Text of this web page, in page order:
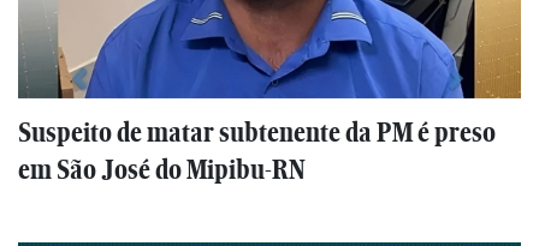
Suspeito de matar subtenente da PM é preso
em São José do Mipibu-RN